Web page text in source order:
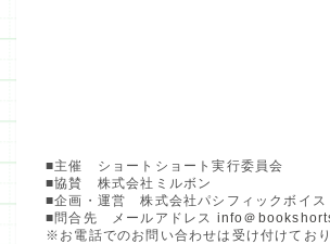
■主催 ショートショート実行委員会
■協賛 株式会社ミルボン
■企画・運営 株式会社パシフィックボイス
■問合先 メールアドレス info＠
※お電話でのお問い合わせは受け付けており